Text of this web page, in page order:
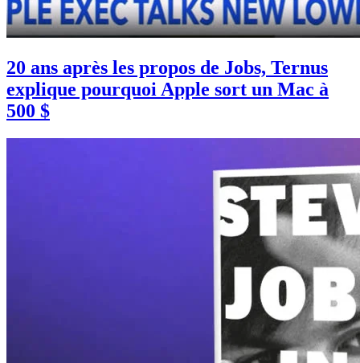
20 ans après les propos de Jobs, Ternus
explique pourquoi Apple sort un Mac à
500 $